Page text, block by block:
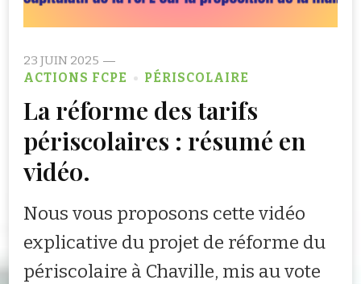
23 JUIN 2025
ACTIONS FCPE
PÉRISCOLAIRE
La réforme des tarifs
périscolaires : résumé en
vidéo.
Nous vous proposons cette vidéo
explicative du projet de réforme du
périscolaire à Chaville, mis au vote